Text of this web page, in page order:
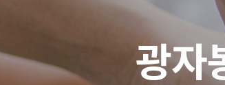
광자